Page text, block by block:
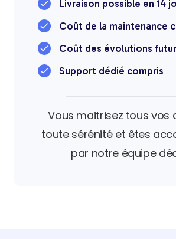
Livraison possible en 14
Coût de la maintenance
Coût des évolutions
Support dédié compris
Vous maitrisez tous vos
toute sérénité et êtes
par notre équipe